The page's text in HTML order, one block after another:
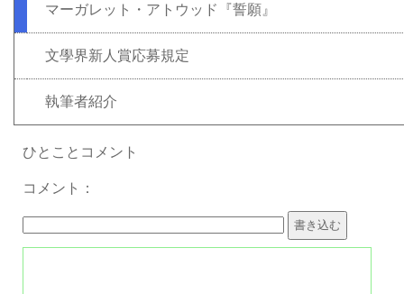
マーガレット・アトウッド『誓願』
文學界新人賞応募規定
執筆者紹介
ひとことコメント
コメント：